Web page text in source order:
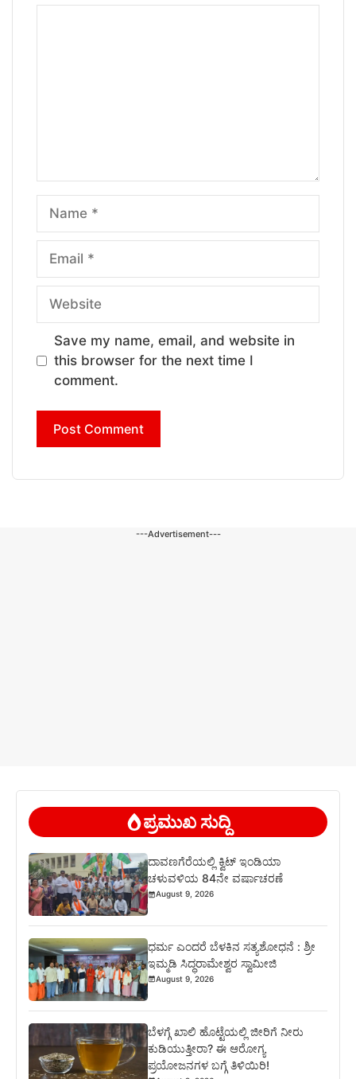
Save my name, email, and website in
this browser for the next time I
comment.
---Advertisement---
ಪ್ರಮುಖ ಸುದ್ದಿ
ದಾವಣಗೆರೆಯಲ್ಲಿ ಕ್ವಿಟ್ ಇಂಡಿಯಾ
ಚಳುವಳಿಯ 84ನೇ ವರ್ಷಾಚರಣೆ
August 9, 2026
ಧರ್ಮ ಎಂದರೆ ಬೆಳಕಿನ ಸತ್ಯಶೋಧನೆ : ಶ್ರೀ
ಇಮ್ಮಡಿ ಸಿದ್ಧರಾಮೇಶ್ವರ ಸ್ವಾಮೀಜಿ
August 9, 2026
ಬೆಳಗ್ಗೆ ಖಾಲಿ ಹೊಟ್ಟೆಯಲ್ಲಿ ಜೀರಿಗೆ ನೀರು
ಕುಡಿಯುತ್ತೀರಾ? ಈ ಆರೋಗ್ಯ
ಪ್ರಯೋಜನಗಳ ಬಗ್ಗೆ ತಿಳಿಯಿರಿ!